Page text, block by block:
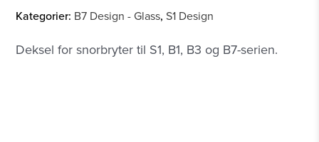
Kategorier: B7 Design - Glass,S1 Design
Deksel for snorbryter til S1, B1, B3 og B7-serien.